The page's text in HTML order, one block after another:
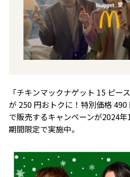
「チキンマックナゲット 15 ピー
が 250 円おトクに！特別価格 490
で販売するキャンペーンが2024
期間限定で実施中。